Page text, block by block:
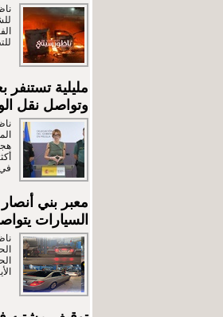
مليلية
وتواصل نقل
معبر بني أنصار
السيارات